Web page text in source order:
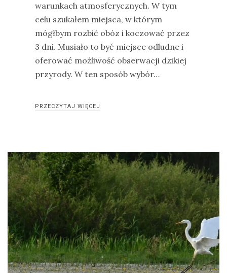
warunkach atmosferycznych. W tym
celu szukałem miejsca, w którym
mógłbym rozbić obóz i koczować przez
3 dni. Musiało to być miejsce odludne i
oferować możliwość obserwacji dzikiej
przyrody. W ten sposób wybór…
PRZECZYTAJ WIĘCEJ